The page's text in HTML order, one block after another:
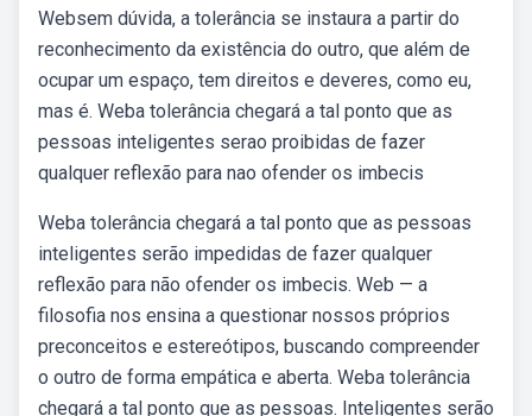
Websem dúvida, a tolerância se instaura a partir do
reconhecimento da existência do outro, que além de
ocupar um espaço, tem direitos e deveres, como eu,
mas é. Weba tolerância chegará a tal ponto que as
pessoas inteligentes serao proibidas de fazer
qualquer reflexão para nao ofender os imbecis
Weba tolerância chegará a tal ponto que as pessoas
inteligentes serão impedidas de fazer qualquer
reflexão para não ofender os imbecis. Web — a
filosofia nos ensina a questionar nossos próprios
preconceitos e estereótipos, buscando compreender
o outro de forma empática e aberta. Weba tolerância
chegará a tal ponto que as pessoas. Inteligentes serão